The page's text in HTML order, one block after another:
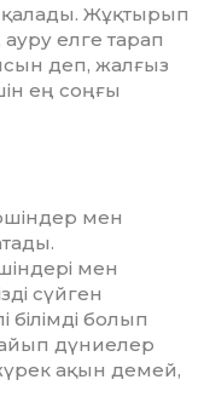
Жұқ­тырып
елге та­рап
деп, жалғыз
ең соңғы
мен
мен
сүйген
білімді болып
дүниелер
ақын демей,